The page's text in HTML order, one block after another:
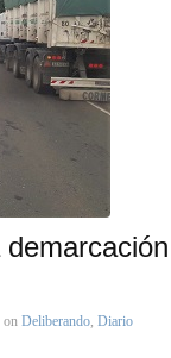
on Deliberando Diario